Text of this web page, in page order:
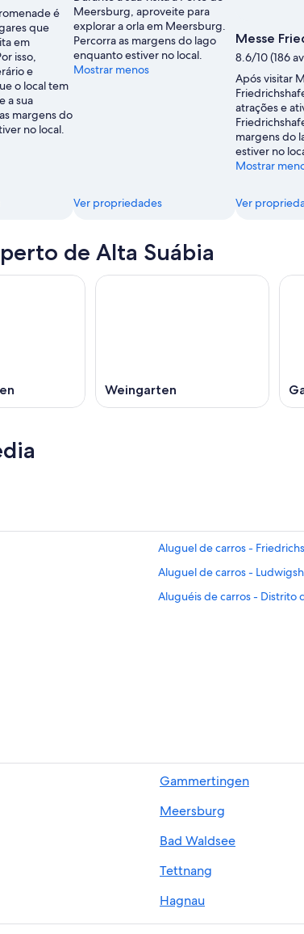
é
que
em
isso,
e
o local tem
a sua
margens do
no local.
Meersburg, aproveite para
explorar a orla em Meersburg.
Percorra as margens do lago
enquanto estiver no local.
Mostrar menos
Ver propriedades
Messe
8.6/10 (186
Após visitar
atrações e
margens do
estiver no
Mostrar
Ver
de Alta Suábia
Weingarten
Aluguel de carros -
Aluguel de carros -
Aluguéis de carros - Distrito
Gammertingen
Meersburg
Bad Waldsee
Tettnang
Hagnau